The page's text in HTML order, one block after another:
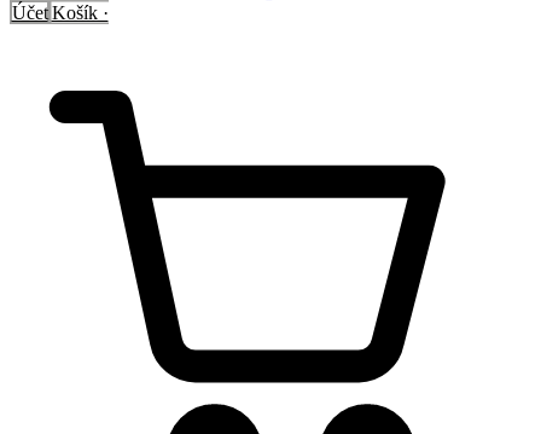
Účet Košík ·